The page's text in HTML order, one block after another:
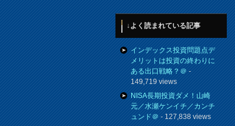
↓よく読まれている記事
インデックス投資問題点デ
メリットは投資の終わりに
ある出口戦略？＠-
149,719 views
NISA長期投資ダメ！山崎
元／水瀬ケンイチ／カンチ
ュンド＠- 127,838 views